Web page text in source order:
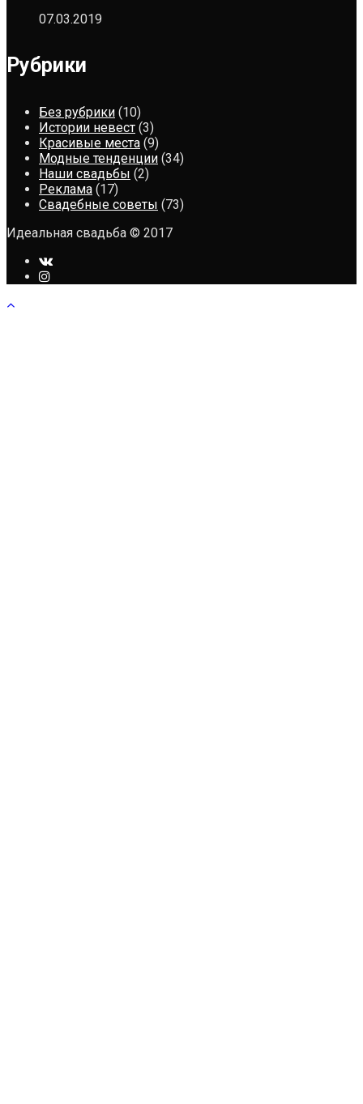
07.03.2019
Рубрики
Без рубрики (10)
Истории невест (3)
Красивые места (9)
Модные тенденции (34)
Наши свадьбы (2)
Реклама (17)
Свадебные советы (73)
Идеальная свадьба © 2017